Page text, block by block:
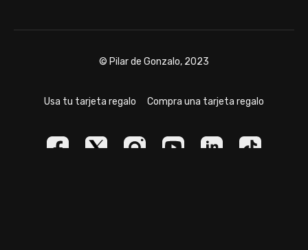
© Pilar de Gonzalo, 2023
Usa tu tarjeta regalo Compra una tarjeta regalo